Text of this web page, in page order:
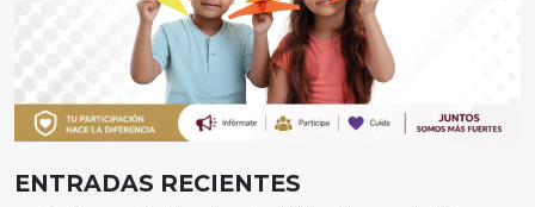
ENTRADAS RECIENTES